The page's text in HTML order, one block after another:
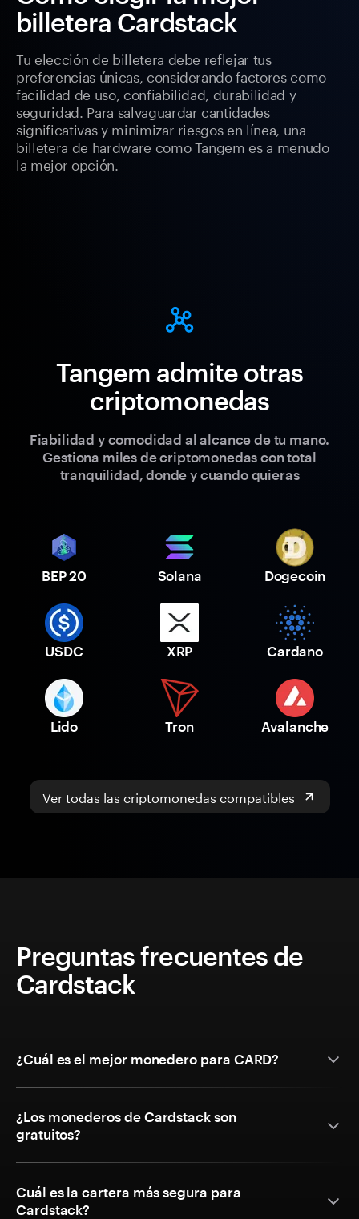
billetera Cardstack
Tu elección de billetera debe reflejar tus
preferencias únicas, considerando factores como
facilidad de uso, confiabilidad, durabilidad y
seguridad. Para salvaguardar cantidades
significativas y minimizar riesgos en línea, una
billetera de hardware como Tangem es a menudo
la mejor opción.
Tangem admite otras
criptomonedas
Fiabilidad y comodidad al alcance de tu mano.
Gestiona miles de criptomonedas con total
tranquilidad, donde y cuando quieras
BEP 20 Solana Dogecoin
USDC XRP Cardano
Lido Tron Avalanche
Ver todas las criptomonedas compatibles
Preguntas frecuentes de
Cardstack
¿Cuál es el mejor monedero para CARD?
¿Los monederos de Cardstack son
gratuitos?
Cuál es la cartera más segura para
Cardstack?